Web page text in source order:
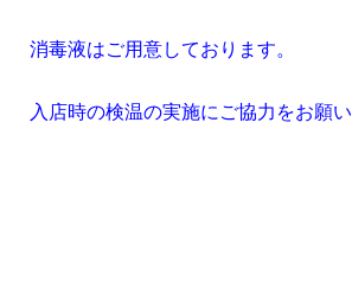
消毒液はご用意しております。
入店時の検温の実施にご協力をお願い